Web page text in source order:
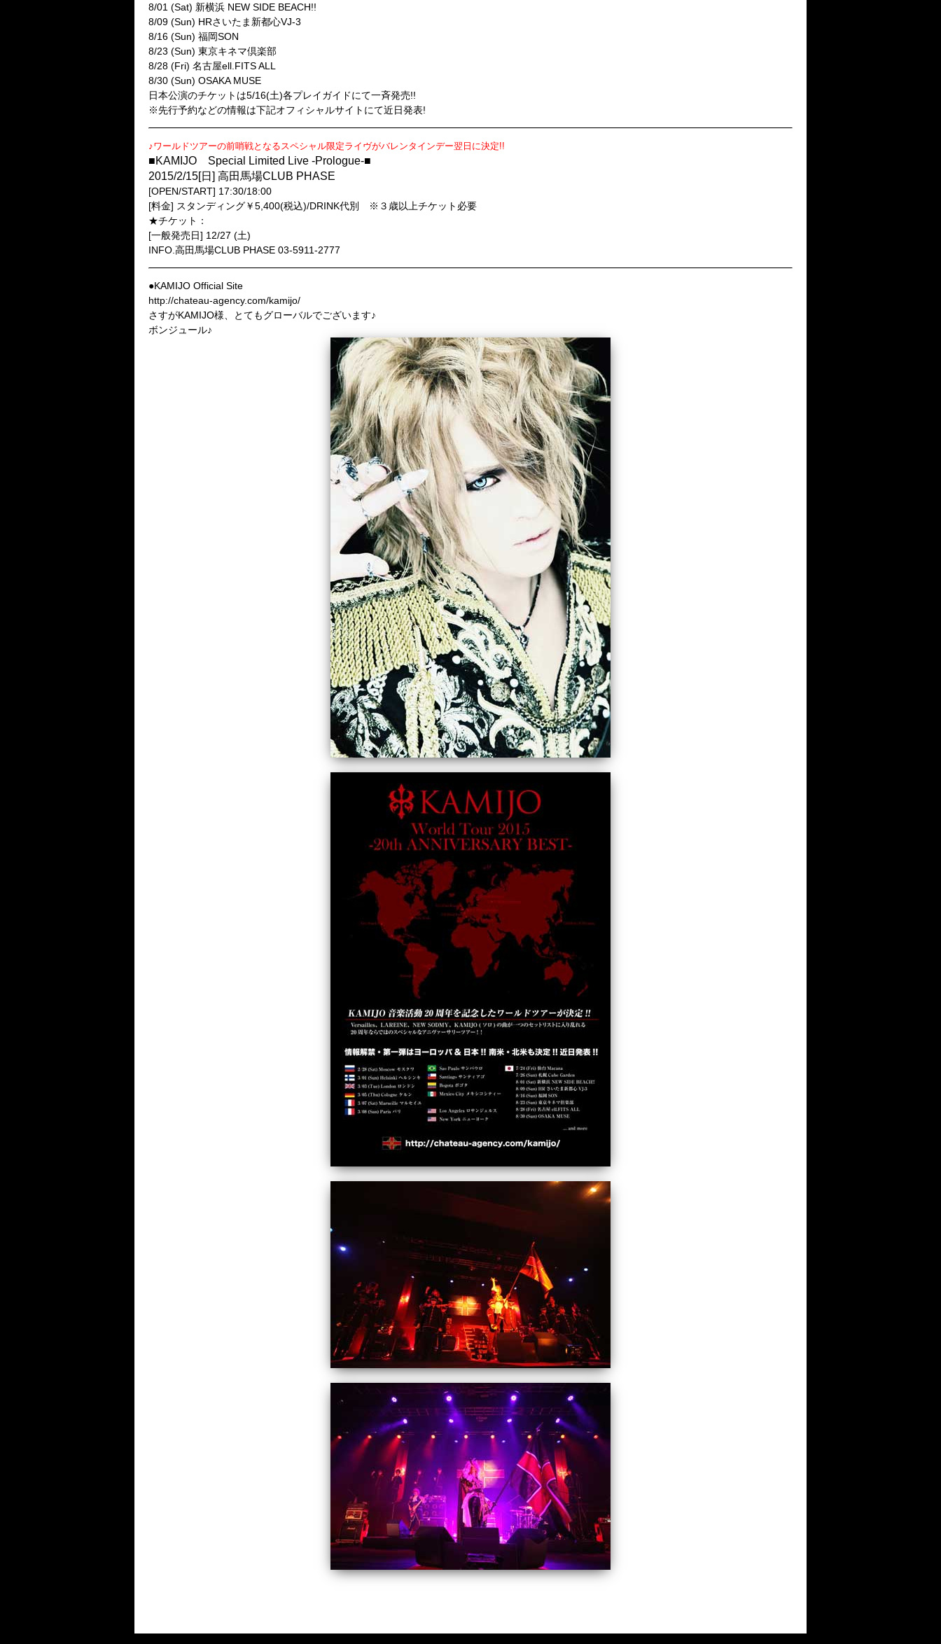
8/01 (Sat) 新横浜 NEW SIDE BEACH!!
8/09 (Sun) HRさいたま新都心VJ-3
8/16 (Sun) 福岡SON
8/23 (Sun) 東京キネマ倶楽部
8/28 (Fri) 名古屋ell.FITS ALL
8/30 (Sun) OSAKA MUSE
日本公演のチケットは5/16(土)各プレイガイドにて一斉発売!!
※先行予約などの情報は下記オフィシャルサイトにて近日発表!
♪ワールドツアーの前哨戦となるスペシャル限定ライヴがバレンタインデー翌日に決定!!
■KAMIJO Special Limited Live -Prologue-■
2015/2/15[日] 高田馬場CLUB PHASE
[OPEN/START] 17:30/18:00
[料金] スタンディング￥5,400(税込)/DRINK代別 ※３歳以上チケット必要
★チケット：
[一般発売日] 12/27 (土)
INFO.高田馬場CLUB PHASE 03-5911-2777
●KAMIJO Official Site
http://chateau-agency.com/kamijo/
さすがKAMIJO様、とてもグローバルでございます♪
ボンジュール♪